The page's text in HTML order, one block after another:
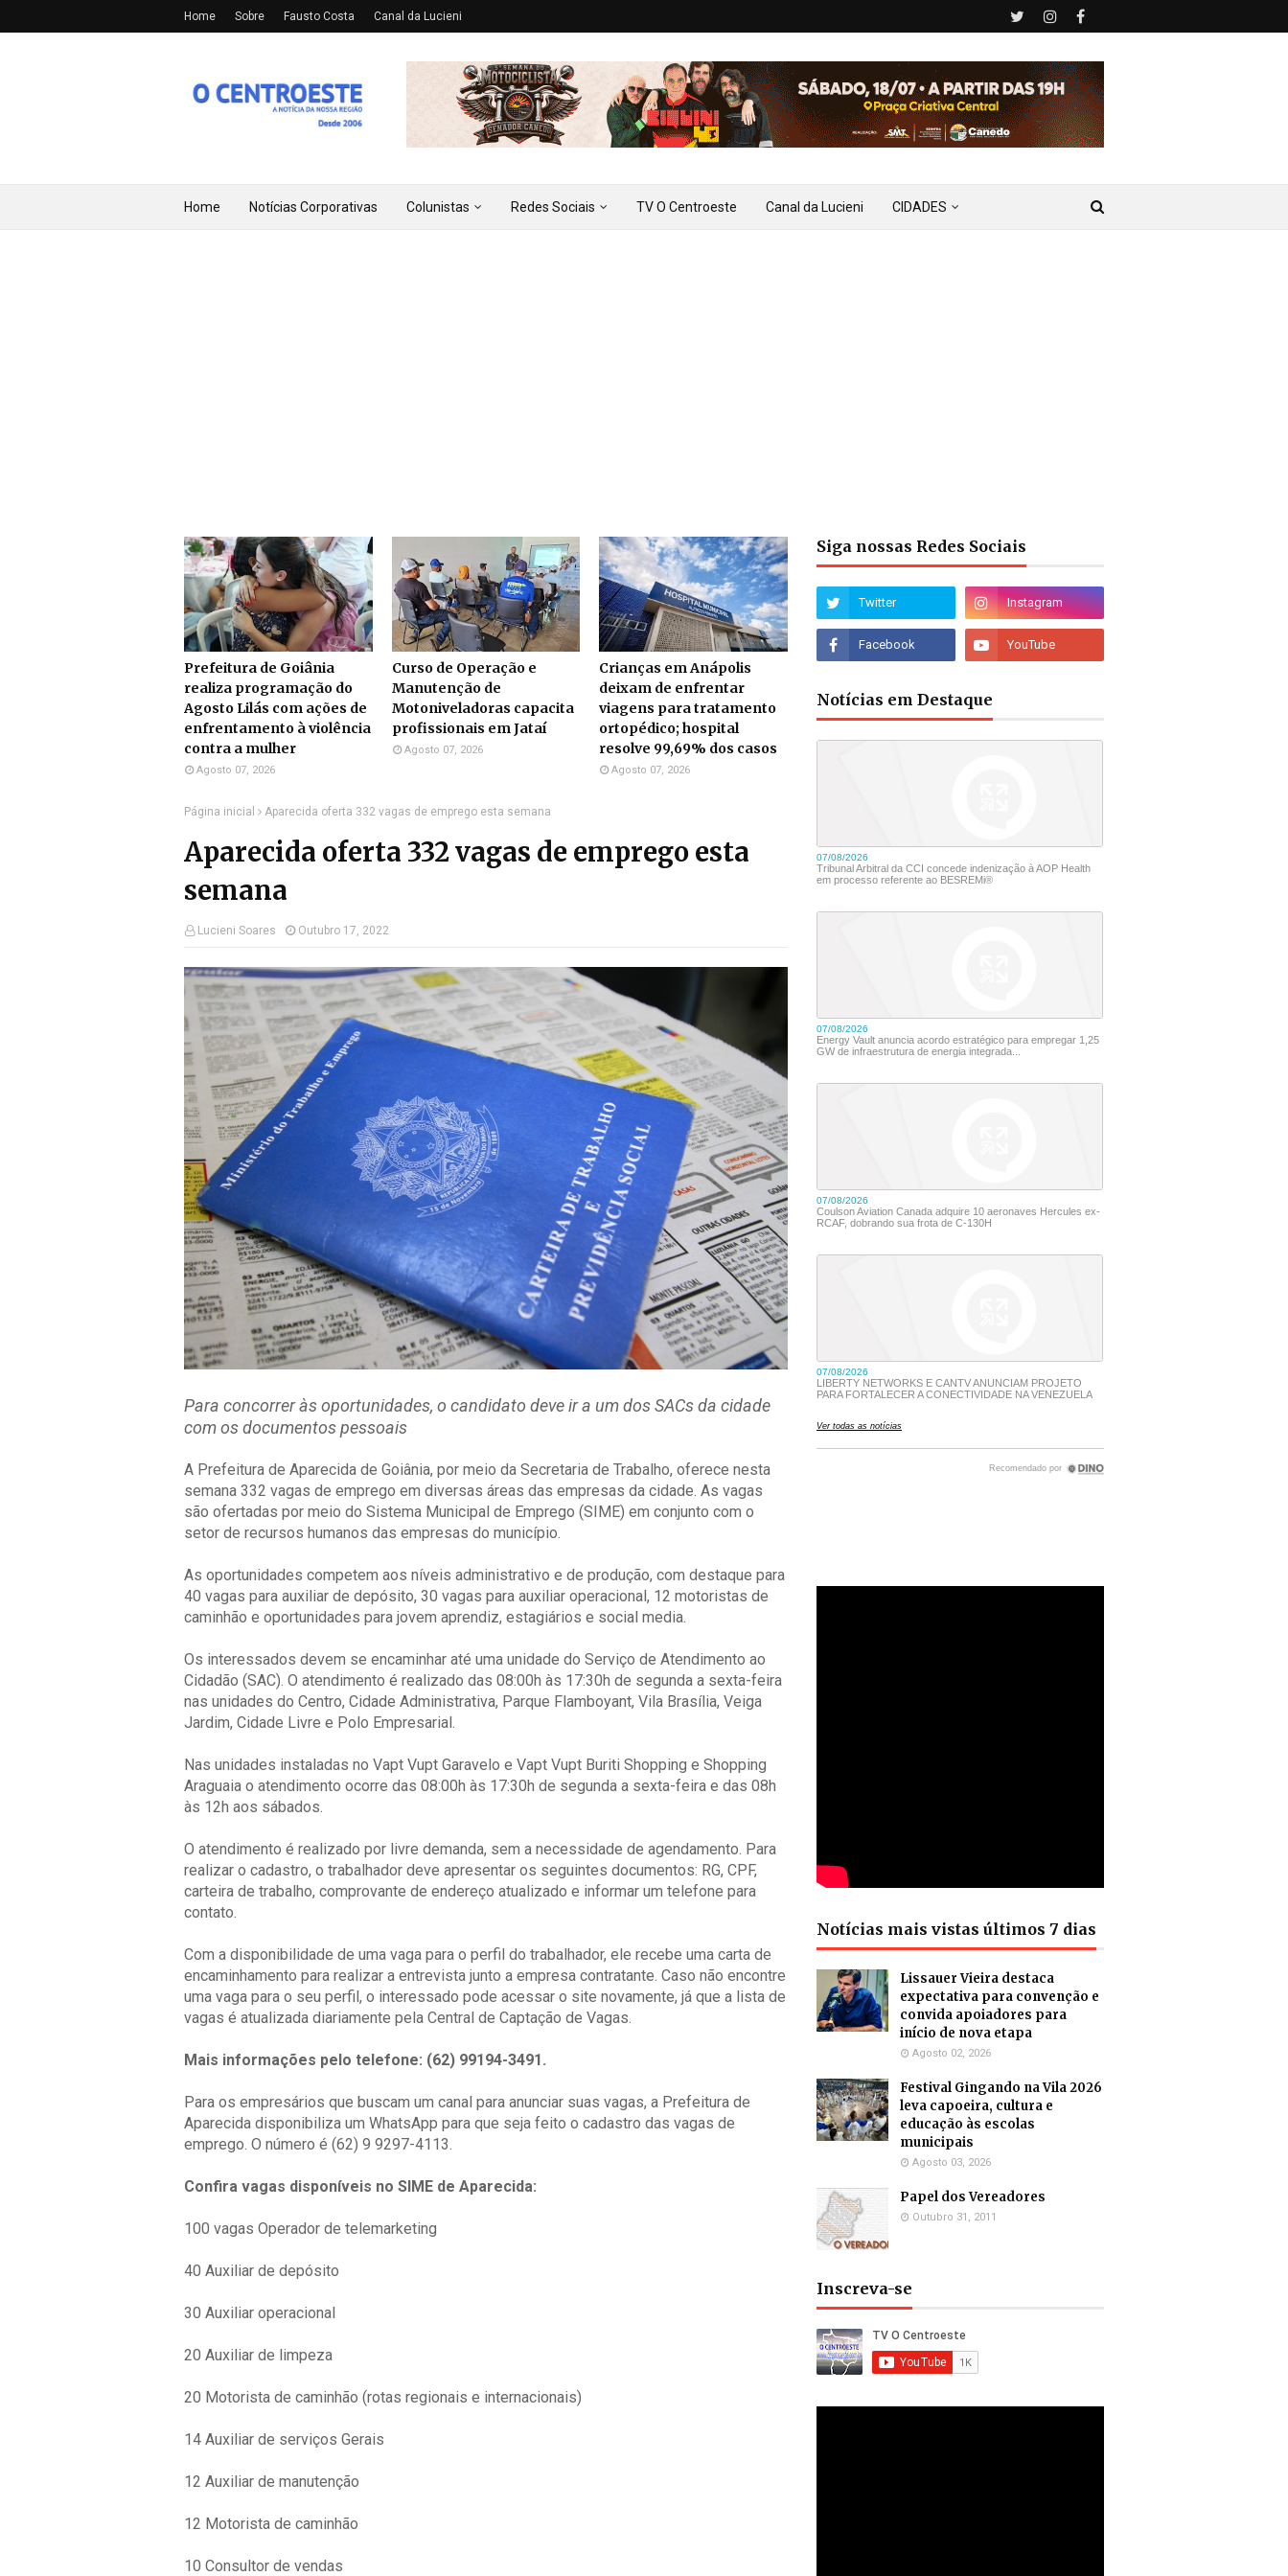
Home Sobre Fausto Costa Canal da Lucieni
Home Notícias Corporativas Colunistas Redes Sociais TV O Centroeste Canal da Lucieni CIDADES
Prefeitura de Goiânia
realiza programação do
Agosto Lilás com ações de
enfrentamento à violência
contra a mulher
Agosto 07, 2026
Curso de Operação e
Manutenção de
Motoniveladoras capacita
profissionais em Jataí
Agosto 07, 2026
Crianças em Anápolis
deixam de enfrentar
viagens para tratamento
ortopédico; hospital
resolve 99,69% dos casos
Agosto 07, 2026
Página inicial Aparecida oferta 332 vagas de emprego esta semana
Aparecida oferta 332 vagas de emprego esta
semana
Lucieni Soares Outubro 17, 2022
Para concorrer às oportunidades, o candidato deve ir a um dos SACs da cidade
com os documentos pessoais
A Prefeitura de Aparecida de Goiânia, por meio da Secretaria de Trabalho, oferece nesta
semana 332 vagas de emprego em diversas áreas das empresas da cidade. As vagas
são ofertadas por meio do Sistema Municipal de Emprego (SIME) em conjunto com o
setor de recursos humanos das empresas do município.
As oportunidades competem aos níveis administrativo e de produção, com destaque para
40 vagas para auxiliar de depósito, 30 vagas para auxiliar operacional, 12 motoristas de
caminhão e oportunidades para jovem aprendiz, estagiários e social media.
Os interessados devem se encaminhar até uma unidade do Serviço de Atendimento ao
Cidadão (SAC). O atendimento é realizado das 08:00h às 17:30h de segunda a sexta-feira
nas unidades do Centro, Cidade Administrativa, Parque Flamboyant, Vila Brasília, Veiga
Jardim, Cidade Livre e Polo Empresarial.
Nas unidades instaladas no Vapt Vupt Garavelo e Vapt Vupt Buriti Shopping e Shopping
Araguaia o atendimento ocorre das 08:00h às 17:30h de segunda a sexta-feira e das 08h
às 12h aos sábados.
O atendimento é realizado por livre demanda, sem a necessidade de agendamento. Para
realizar o cadastro, o trabalhador deve apresentar os seguintes documentos: RG, CPF,
carteira de trabalho, comprovante de endereço atualizado e informar um telefone para
contato.
Com a disponibilidade de uma vaga para o perfil do trabalhador, ele recebe uma carta de
encaminhamento para realizar a entrevista junto a empresa contratante. Caso não encontre
uma vaga para o seu perfil, o interessado pode acessar o site novamente, já que a lista de
vagas é atualizada diariamente pela Central de Captação de Vagas.
Mais informações pelo telefone: (62) 99194-3491.
Para os empresários que buscam um canal para anunciar suas vagas, a Prefeitura de
Aparecida disponibiliza um WhatsApp para que seja feito o cadastro das vagas de
emprego. O número é (62) 9 9297-4113.
Confira vagas disponíveis no SIME de Aparecida:
100 vagas Operador de telemarketing
40 Auxiliar de depósito
30 Auxiliar operacional
20 Auxiliar de limpeza
20 Motorista de caminhão (rotas regionais e internacionais)
14 Auxiliar de serviços Gerais
12 Auxiliar de manutenção
12 Motorista de caminhão
10 Consultor de vendas
Siga nossas Redes Sociais
Notícias em Destaque
Notícias mais vistas últimos 7 dias
Lissauer Vieira destaca
expectativa para convenção e
convida apoiadores para
início de nova etapa
Agosto 02, 2026
Festival Gingando na Vila 2026
leva capoeira, cultura e
educação às escolas
municipais
Agosto 03, 2026
Papel dos Vereadores
Outubro 31, 2011
Inscreva-se